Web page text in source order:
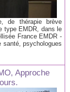
de thérapie brève
type EMDR, dans le
France EMDR -
santé, psychologues
Approche